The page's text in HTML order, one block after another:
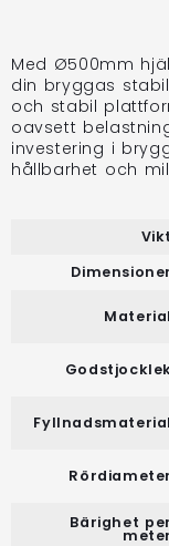
Med Ø500mm
din bryggas
och stabil
oavsett
investering i
hållbarhet och
Vikt
Dimensioner
Material
Fyllnadsmaterial
Rördiameter
Bärighet per
meter